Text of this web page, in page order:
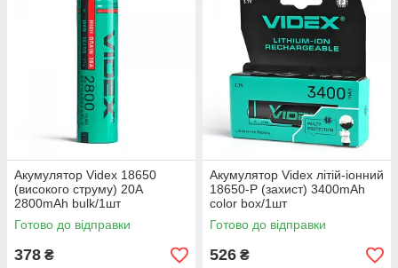
Акумулятор Videx 18650
(високого струму) 20A
2800mAh bulk/1шт
Готово до відправки
378 ₴
Акумулятор Videx літій-іонний
18650-P (захист) 3400mAh
color box/1шт
Готово до відправки
526 ₴